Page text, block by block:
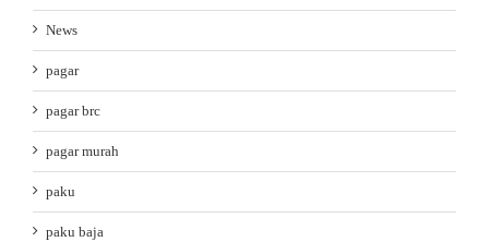
News
pagar
pagar brc
pagar murah
paku
paku baja